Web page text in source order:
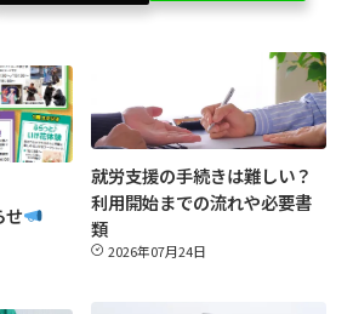
せ
就労支援の手続きは難しい？
利用開始までの流れや必要書
類
2026年07月24日